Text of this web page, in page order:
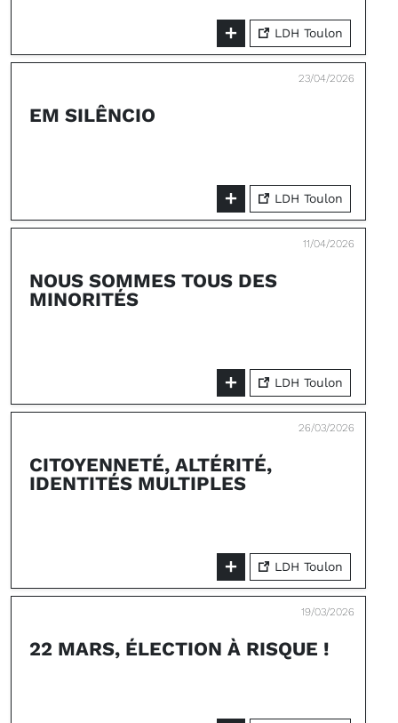
LDH Toulon
23/04/2026
EM SILÊNCIO
LDH Toulon
11/04/2026
NOUS SOMMES TOUS DES
MINORITÉS
LDH Toulon
26/03/2026
CITOYENNETÉ, ALTÉRITÉ,
IDENTITÉS MULTIPLES
LDH Toulon
19/03/2026
22 MARS, ÉLECTION À RISQUE !